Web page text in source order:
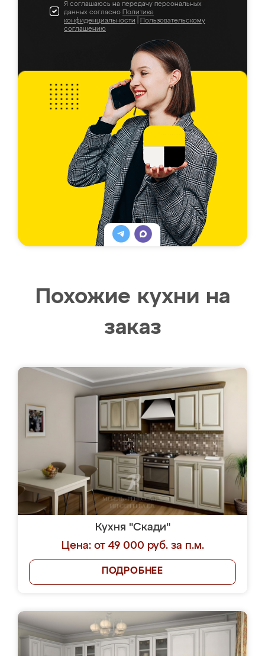
Я соглашаюсь на передачу персональных
данных согласно Политике
конфиденциальности
Пользовательскому
соглашению
Похожие кухни на
заказ
Кухня "Скади"
Цена: от 49 000 руб. за п.м.
ПОДРОБНЕЕ